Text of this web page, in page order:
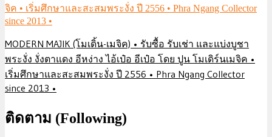
MODERN MAJIK (โมเดิ้น-เมจิค) • รับซื้อ รับเช่า และแบ่งบูชา
พระงั่ง งั่งตาแดง อีหง่าง ไอ้เป๋อ อีเป๋อ โดย ปูน โมเดิร์นเมจิค •
เริ่มศึกษาและสะสมพระงั่ง ปี 2556 • Phra Ngang Collector
since 2013 •
ติดตาม (Following)